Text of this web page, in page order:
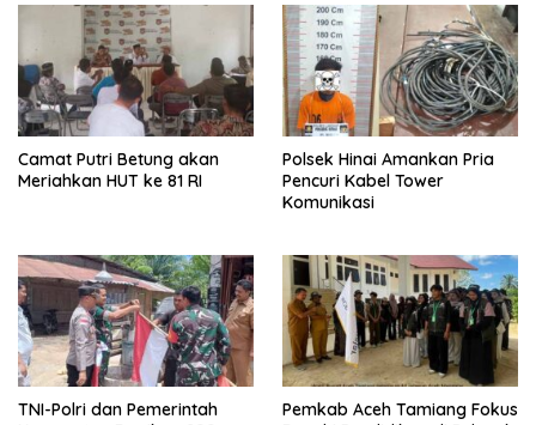
Camat Putri Betung akan
Meriahkan HUT ke 81 RI
Polsek Hinai Amankan Pria
Pencuri Kabel Tower
Komunikasi
TNI-Polri dan Pemerintah
Pemkab Aceh Tamiang Fokus